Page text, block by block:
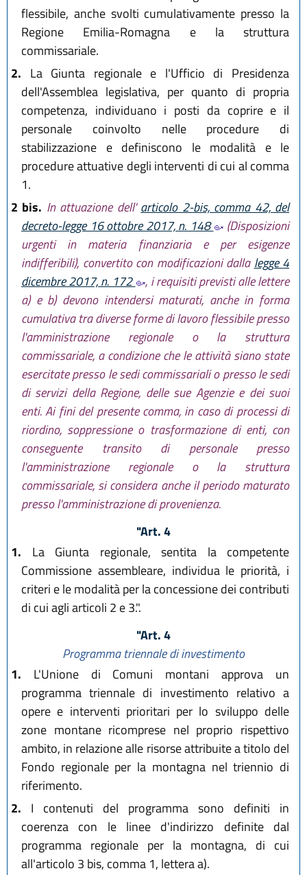
flessibile, anche svolti cumulativamente presso la
Regione Emilia-Romagna e la struttura
commissariale.
2. La Giunta regionale e l'Ufficio di Presidenza
dell'Assemblea legislativa, per quanto di propria
competenza, individuano i posti da coprire e il
personale coinvolto nelle procedure di
stabilizzazione e definiscono le modalità e le
procedure attuative degli interventi di cui al comma
1.
2 bis. In attuazione dell'articolo 2-bis, comma 42, del
decreto-legge 16 ottobre 2017, n. 148
(Disposizioni
urgenti in materia finanziaria e per esigenze
indifferibili), convertito con modificazioni dalla legge 4
dicembre 2017, n. 172
, i requisiti previsti alle lettere
a) e b) devono intendersi maturati, anche in forma
cumulativa tra diverse forme di lavoro flessibile presso
l'amministrazione regionale o la struttura
commissariale, a condizione che le attività siano state
esercitate presso le sedi commissariali o presso le sedi
di servizi della Regione, delle sue Agenzie e dei suoi
enti. Ai fini del presente comma, in caso di processi di
riordino, soppressione o trasformazione di enti, con
conseguente transito di personale presso
l'amministrazione regionale o la struttura
commissariale, si considera anche il periodo maturato
presso l'amministrazione di provenienza.
"Art. 4
1. La Giunta regionale, sentita la competente
Commissione assembleare, individua le priorità, i
criteri e le modalità per la concessione dei contributi
di cui agli articoli 2 e 3.".
"Art. 4
Programma triennale di investimento
1. L'Unione di Comuni montani approva un
programma triennale di investimento relativo a
opere e interventi prioritari per lo sviluppo delle
zone montane ricomprese nel proprio rispettivo
ambito, in relazione alle risorse attribuite a titolo del
Fondo regionale per la montagna nel triennio di
riferimento.
2. I contenuti del programma sono definiti in
coerenza con le linee d'indirizzo definite dal
programma regionale per la montagna, di cui
all'articolo 3 bis, comma 1, lettera a).